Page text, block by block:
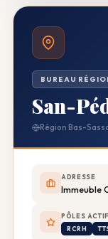
BUREAU
San-
Région Bas-
ADRESSE
Immeuble
PÔLES
RCRH